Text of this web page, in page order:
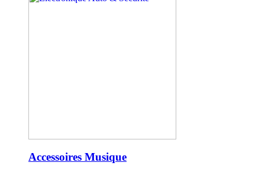
Accessoires Musique